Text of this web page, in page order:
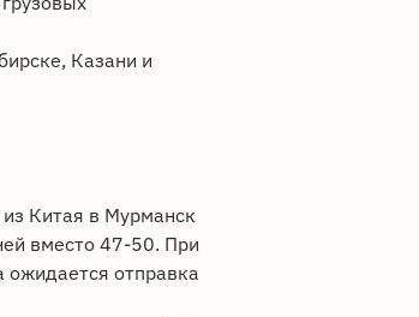
Казани и
Китая в Мурманск
вместо 47-50. При
ожидается отправка